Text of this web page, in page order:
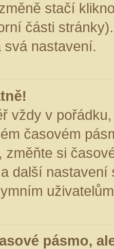
stačí
části
svá nastavení.
vždy v
časovém
změňte si
další
pásmo,